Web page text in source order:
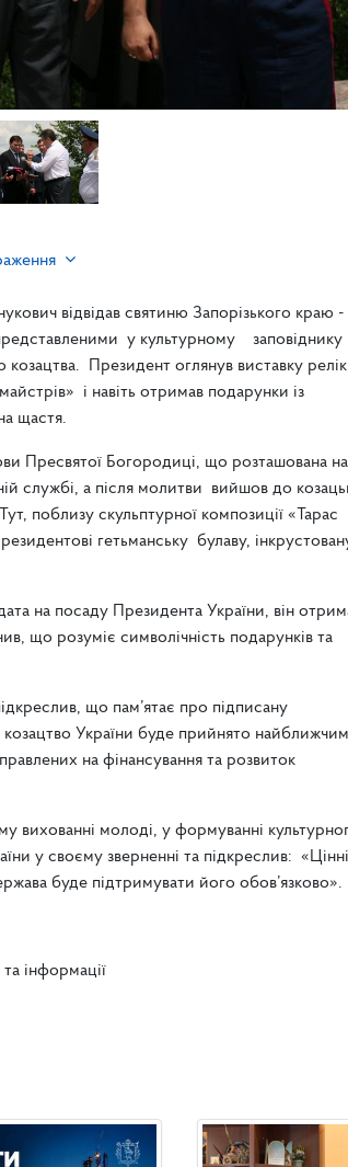
відвідав святиню Запорізького краю -
у культурному заповіднику
Президент оглянув виставку
і навіть отримав подарунки із
щастя.
Пресвятої Богородиці, що розташована на
службі, а після молитви вийшов до
поблизу скульптурної композиції «Тарас
гетьманську булаву,
на посаду Президента України, він
що розуміє символічність подарунків та
що пам’ятає про підписану
України буде прийнято найближчим
на фінансування та розвиток
вихованні молоді, у формуванні
у своєму зверненні та підкреслив:
буде підтримувати його обов’язково».
інформації